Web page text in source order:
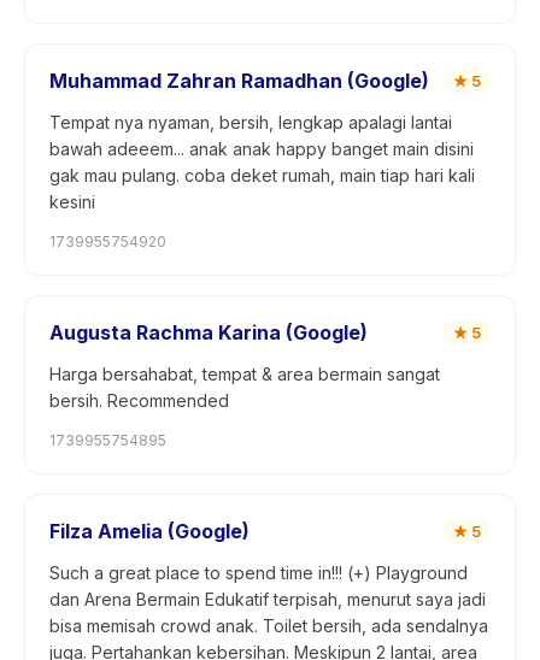
Muhammad Zahran Ramadhan (Google) ★ 5
Tempat nya nyaman, bersih, lengkap apalagi lantai
bawah adeeem... anak anak happy banget main disini
gak mau pulang. coba deket rumah, main tiap hari kali
kesini
1739955754920
Augusta Rachma Karina (Google) ★ 5
Harga bersahabat, tempat & area bermain sangat
bersih. Recommended
1739955754895
Filza Amelia (Google) ★ 5
Such a great place to spend time in!!! (+) Playground
dan Arena Bermain Edukatif terpisah, menurut saya jadi
bisa memisah crowd anak. Toilet bersih, ada sendalnya
juga. Pertahankan kebersihan. Meskipun 2 lantai, area